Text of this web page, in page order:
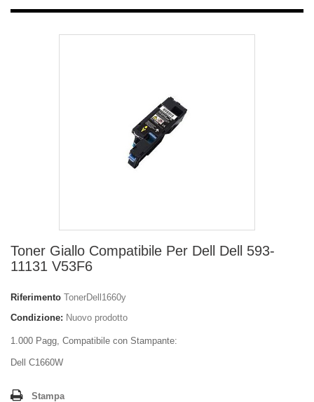
Toner Giallo Compatibile Per Dell Dell 593-
11131 V53F6
Riferimento TonerDell1660y
Condizione: Nuovo prodotto
1.000 Pagg, Compatibile con Stampante:
Dell C1660W
Stampa